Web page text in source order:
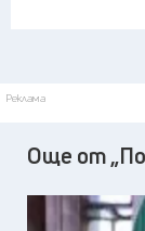
Реклама
Още от